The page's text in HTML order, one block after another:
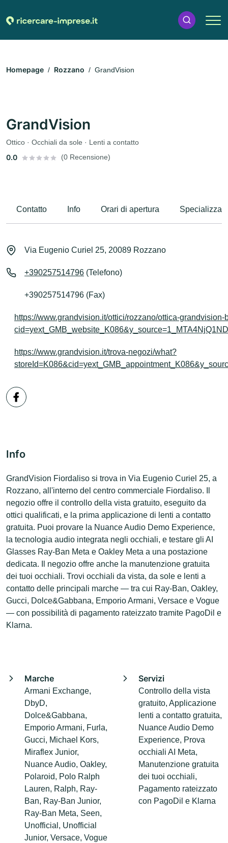
Homepage Rozzano GrandVision
GrandVision
Ottico · Occhiali da sole · Lenti a contatto
0.0 (0 Recensione)
Contatto Info Orari di apertura
Via Eugenio Curiel 25, 20089 Rozzano
+390257514796 (Telefono)
+390257514796 (Fax)
https://www.grandvision.it/ottici/rozzano/ottica-
https://www.grandvision.it/trova-negozi/what?
Info
GrandVision Fiordaliso si trova in Via Eugenio Curiel 25, a
Rozzano, all'interno del centro commerciale Fiordaliso. Il
negozio offre il controllo della vista gratuito, eseguito da
ottici qualificati, e la prima applicazione di lenti a contatto
gratuita. Puoi provare la Nuance Audio Demo Experience,
la tecnologia audio integrata negli occhiali, e testare gli AI
Glasses Ray-Ban Meta e Oakley Meta a una postazione
dedicata. Il negozio offre anche la manutenzione gratuita
dei tuoi occhiali. Trovi occhiali da vista, da sole e lenti a
contatto delle principali marche — tra cui Ray-Ban, Oakley,
Gucci, Dolce&Gabbana, Emporio Armani, Versace e Vogue
— con possibilità di pagamento rateizzato tramite PagoDil e
Klarna.
Marche
Armani Exchange,
DbyD,
Dolce&Gabbana,
Emporio Armani, Furla,
Gucci, Michael Kors,
Miraflex Junior,
Nuance Audio, Oakley,
Polaroid, Polo Ralph
Lauren, Ralph, Ray-
Ban, Ray-Ban Junior,
Ray-Ban Meta, Seen,
Unofficial, Unofficial
Junior, Versace, Vogue
Servizi
Controllo della vista
gratuito, Applicazione
lenti a contatto gratuita,
Nuance Audio Demo
Experience, Prova
occhiali AI Meta,
Manutenzione gratuita
dei tuoi occhiali,
Pagamento rateizzato
con PagoDil e Klarna